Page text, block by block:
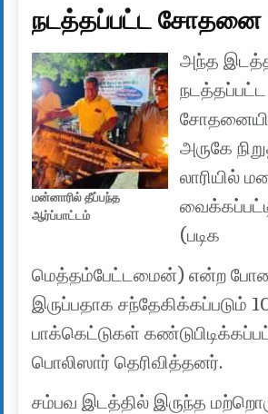
நடத்தப்பட்ட சோதனை
மன்னாரில் தீப்பந்த
ஆர்ப்பாட்டம்
அந்த
நடத்தப்பட்ட
அருகே
லாரியில்
(படிக
மெத்தம்பேட்டமைன்) என்ற
இருப்பதாக சந்தேகிக்கப்படும்
பாக்கெட்டுகள்
பொலிஸார் தெரிவித்தனர்.
சம்பவ இடத்தில் இருந்த